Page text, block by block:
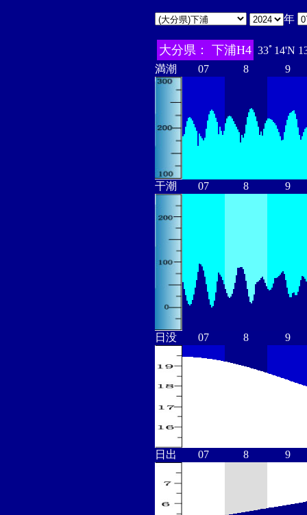
年
大分県： 下浦H4 33ﾟ14'N
満潮
07 8 9
干潮 07 8 9
日没 07 8 9
日出 07 8 9